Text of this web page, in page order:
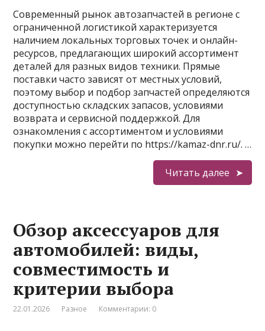
Современный рынок автозапчастей в регионе с
ограниченной логистикой характеризуется
наличием локальных торговых точек и онлайн-
ресурсов, предлагающих широкий ассортимент
деталей для разных видов техники. Прямые
поставки часто зависят от местных условий,
поэтому выбор и подбор запчастей определяются
доступностью складских запасов, условиями
возврата и сервисной поддержкой. Для
ознакомления с ассортиментом и условиями
покупки можно перейти по https://kamaz-dnr.ru/. …
Читать далее
Обзор аксессуаров для
автомобилей: виды,
совместимость и
критерии выбора
22.01.2026 Разное Комментарии: 0